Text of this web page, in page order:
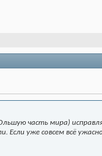
часть мира)
Если уже совсем всё